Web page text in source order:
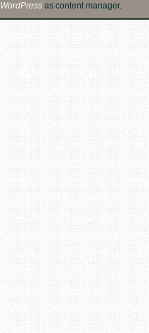
WordPress as content manager.